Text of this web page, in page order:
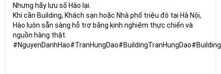
Nhưng hãy lưu số Hào lại.
Khi cần Building, Khách sạn hoặc Nhà phố triệu đô tại Hà Nội,
Hào luôn sẵn sàng hỗ trợ bằng kinh nghiệm thực chiến và
nguồn hàng thật.